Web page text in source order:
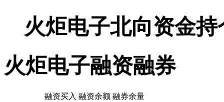
火炬电子北向资金持
火炬电子融资融券
融资买入 融资余额 融券余量